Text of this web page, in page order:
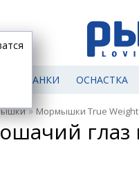
ПРИМАНКИ ОСНАСТКА
» Мормышки True Weight
глаз